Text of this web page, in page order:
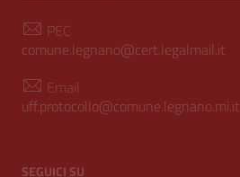
PEC
comune.legnano@cert.legalmail.it
Email
uff.protocollo@comune.legnano.mi.it
SEGUICI SU